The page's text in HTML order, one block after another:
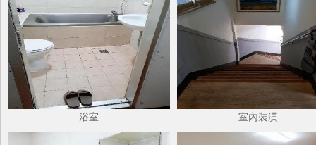
浴室 室內裝潢